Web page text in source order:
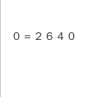
護符（
０＝２６４０
合計